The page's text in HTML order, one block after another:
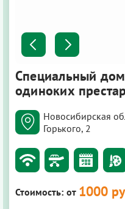
Специальный
одиноких
Новосибирская
Горького, 2
Стоимость: от 1000